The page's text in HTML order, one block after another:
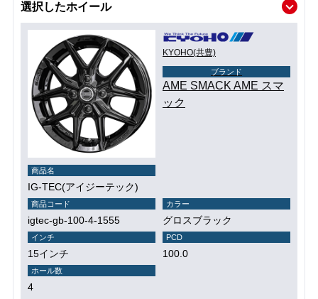
選択したホイール
KYOHO(共豊)
ブランド
AME SMACK AME スマ
ック
商品名
IG-TEC(アイジーテック)
商品コード
igtec-gb-100-4-1555
カラー
グロスブラック
インチ
15インチ
PCD
100.0
ホール数
4